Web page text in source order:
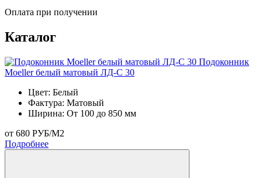
Оплата при получении
Каталог
Подоконник
Moeller белый матовый ЛД-С 30
Цвет: Белый
Фактура: Матовый
Ширина: От 100 до 850 мм
от 680 РУБ/М2
Подробнее